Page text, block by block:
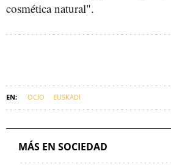
cosmética natural".
OCIO EUSKADI
MÁS EN SOCIEDAD